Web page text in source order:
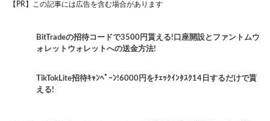
【PR】この記事には広告を含む場合があります
BitTradeの招待コードで3500円貰える!口座開設とファントムウ
ォレットウォレットへの送金方法!
TikTokLite招待ｷｬﾝﾍﾟｰﾝ!6000円をﾁｪｯｸｲﾝﾀｽｸ14日するだけで貰
える!